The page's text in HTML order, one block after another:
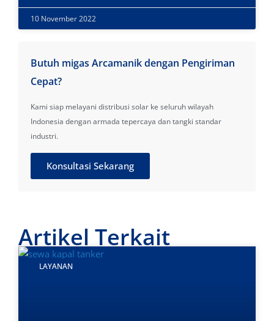
10 November 2022
Butuh migas Arcamanik dengan Pengiriman
Cepat?
Kami siap melayani distribusi solar ke seluruh wilayah
Indonesia dengan armada tepercaya dan tangki standar
industri.
Konsultasi Sekarang
Artikel Terkait
LAYANAN